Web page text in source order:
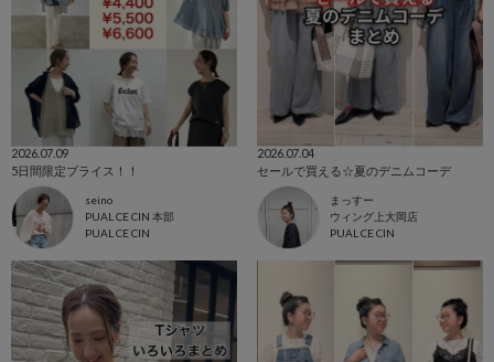
2026.07.09
5日間限定プライス！！
seino
PUAL CE CIN 本部
PUAL CE CIN
2026.07.04
セールで買える☆夏のデニムコーデ
まっすー
ウィング上大岡店
PUAL CE CIN